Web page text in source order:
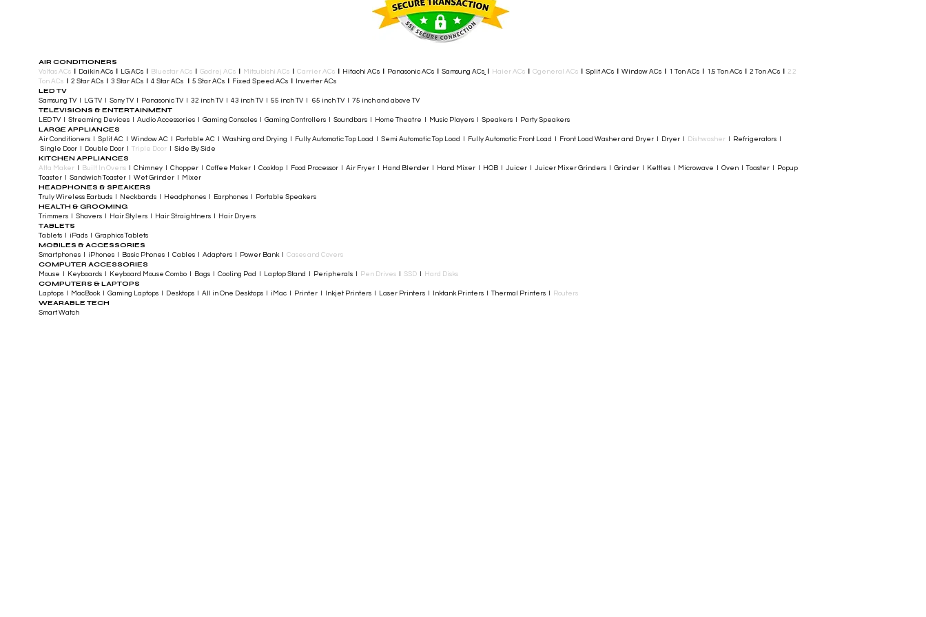
AIR CONDITIONERS
Voltas ACs Daikin ACs LG ACs Bluestar ACs Godrej ACs Mitsubishi ACs Carrier ACs Hitachi ACs Panasonic ACs Samsung ACs Haier ACs Ogeneral ACs Split ACs Window ACs 1 Ton ACs 1.5 Ton ACs 2 Ton ACs
2.2
Ton ACs
2 Star ACs 3 Star ACs 4 Star ACs 5 Star ACs Fixed Speed ACs Inverter ACs​
LED TV
Samsung TV I LG TV I Sony TV I Panasonic TV​ I 32 inch TV I 43 inch TV I 55 inch TV I 65 inch TV I 75 inch and above TV
TELEVISIONS & ENTERTAINMENT
LED TV​ I Streaming Devices I Audio Accessories I Gaming Consoles I Gaming Controllers I Soundbars I Home Theatre I Music Players I Speakers I Party Speakers
LARGE APPLIANCES
Air Conditioners I Split AC I Window AC I Portable AC I Washing and Drying I Fully Automatic Top Load I Semi Automatic Top Load I Fully Automatic Front Load I Front Load Washer and Dryer I Dryer I Dishwasher I Refrigerators I
Single Door I Double Door I Triple Door I Side By Side
KITCHEN APPLIANCES
Atta Maker Built In Ovens I Chimney I Chopper I Coffee Maker I Cooktop I Food Processor I Air Fryer I Hand Blender I Hand Mixer I HOB I Juicer I Juicer Mixer Grinders I Grinder I Kettles I Microwave I Oven I Toaster I Popup
Toaster I Sandwich Toaster I Wet Grinder I Mixer
HEADPHONES & SPEAKERS
Truly Wireless Earbuds I Neckbands I Headphones I Earphones I Portable Speakers
HEALTH & GROOMING
Trimmers I Shavers I Hair Stylers I Hair Straightners I Hair Dryers
TABLETS
Tablets I iPads I Graphics Tablets
MOBILES & ACCESSORIES
Smartphones I iPhones I Basic Phones I Cables I Adapters I Power Bank I Cases and Covers
COMPUTER ACCESSORIES
Mouse I Keyboards I Keyboard Mouse Combo I Bags I Cooling Pad I Laptop Stand I Peripherals I Pen Drives SSD Hard Disks
COMPUTERS & LAPTOPS
Laptops I MacBook I Gaming Laptops I Desktops I All in One Desktops I iMac I Printer I Inkjet Printers I Laser Printers I Inktank Printers I Thermal Printers I Routers
WEARABLE TECH
Smart Watch